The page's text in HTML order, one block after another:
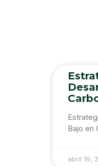
Bajo en
abril 19,